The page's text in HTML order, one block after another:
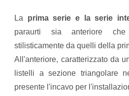
La prima serie e la serie
paraurti sia anteriore che
stilisticamente da quelli della
All'anteriore, caratterizzato da
listelli a sezione triangolare
presente l'incavo per